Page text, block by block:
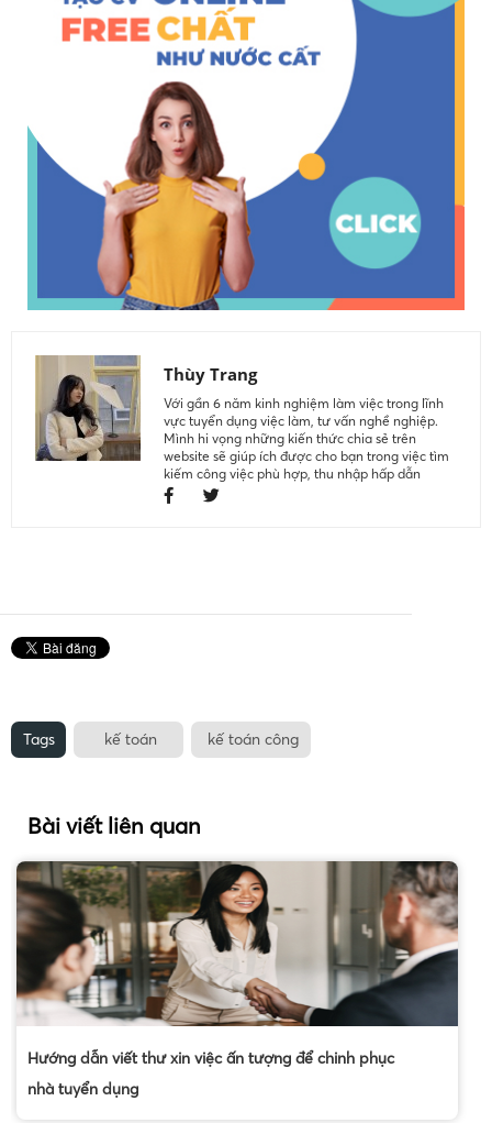
Thùy Trang
Với gần 6 năm kinh nghiệm làm việc trong lĩnh
vực tuyển dụng việc làm, tư vấn nghề nghiệp.
Mình hi vọng những kiến thức chia sẻ trên
website sẽ giúp ích được cho bạn trong việc tìm
kiếm công việc phù hợp, thu nhập hấp dẫn
Tags kế toán kế toán công
Bài viết liên quan
Hướng dẫn viết thư xin việc ấn tượng để chinh phục
nhà tuyển dụng